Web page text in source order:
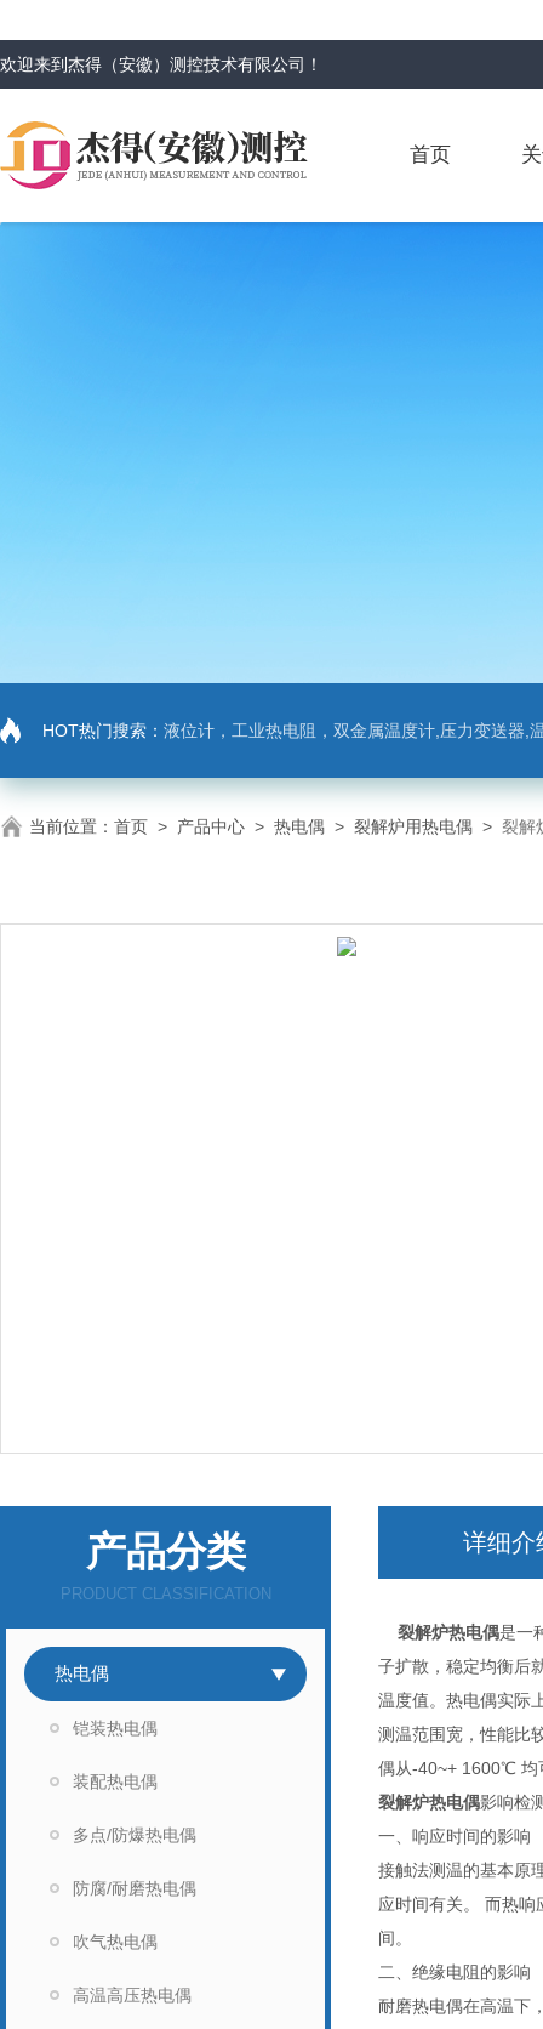
欢迎来到杰得（安徽）测控技术有限公司 ！
首页
HOT热门搜索： 液位计，工业热电阻，双金属温度计,压力变送器,
当前位置： 首页 > 产品中心 > 热电偶 > 裂解炉用热电偶 > 裂解
产品分类
PRODUCT CLASSIFICATION
热电偶
铠装热电偶
装配热电偶
多点/防爆热电偶
防腐/耐磨热电偶
吹气热电偶
高温高压热电偶
详细介
裂解炉热电偶是一
子扩散，稳定均衡后
温度值。热电偶实际
测温范围宽，性能比
偶从-40~+ 1600℃ 均
裂解炉热电偶影响检
一、响应时间的影响
接触法测温的基本原
应时间有关。 而热
间。
二、绝缘电阻的影响
耐磨热电偶在高温下